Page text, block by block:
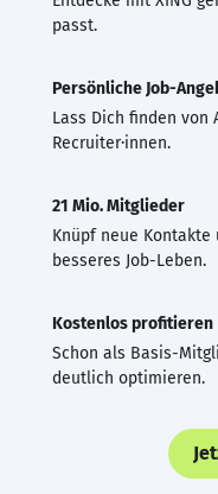
passt.
Persönliche Job-
Lass Dich finden von
Recruiter·innen.
21 Mio. Mitglieder
Knüpf neue
besseres Job-Leben.
Kostenlos profitieren
Schon als Basis-
deutlich optimieren.